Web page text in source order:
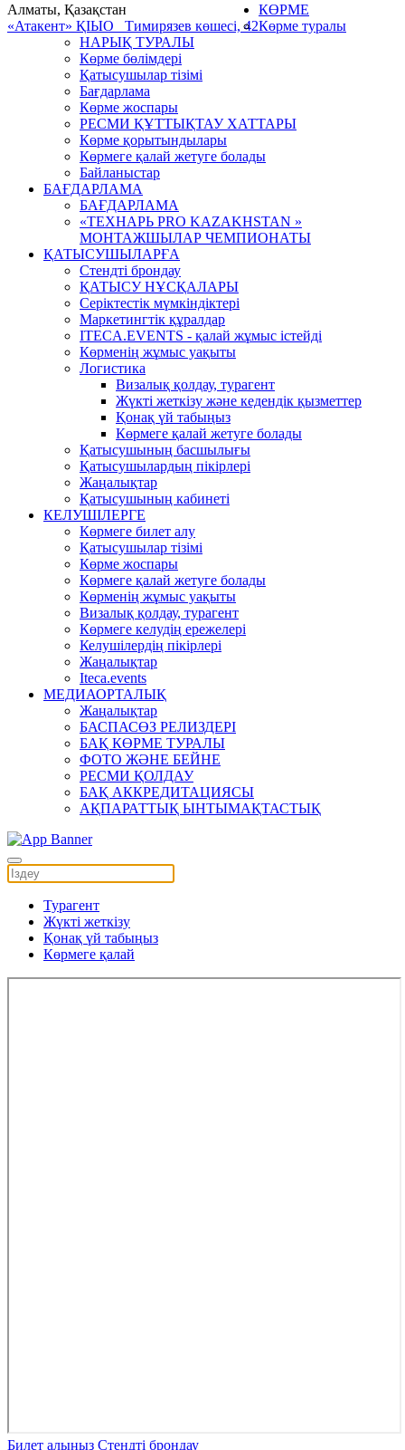
Алматы, Қазақстан
«Атакент» ҚІЫО Тимирязев көшесі, 42
КӨРМЕ
Көрме туралы
НАРЫҚ ТУРАЛЫ
Көрме бөлімдері
Қатысушылар тізімі
Бағдарлама
Көрме жоспары
РЕСМИ ҚҰТТЫҚТАУ ХАТТАРЫ
Көрме қорытындылары
Көрмеге қалай жетуге болады
Байланыстар
БАҒДАРЛАМА
БАҒДАРЛАМА
«ТЕХНАРЬ PRO KAZAKHSTAN »
МОНТАЖШЫЛАР ЧЕМПИОНАТЫ
ҚАТЫСУШЫЛАРҒА
Стендті брондау
ҚАТЫСУ НҰСҚАЛАРЫ
Серіктестік мүмкіндіктері
Маркетингтік құралдар
ITECA.EVENTS - қалай жұмыс істейді
Көрменің жұмыс уақыты
Логистика
Визалық қолдау, турагент
Жүкті жеткізу және кедендік қызметтер
Қонақ үй табыңыз
Көрмеге қалай жетуге болады
Қатысушының басшылығы
Қатысушылардың пікірлері
Жаңалықтар
Қатысушының кабинеті
КЕЛУШІЛЕРГЕ
Көрмеге билет алу
Қатысушылар тізімі
Көрме жоспары
Көрмеге қалай жетуге болады
Көрменің жұмыс уақыты
Визалық қолдау, турагент
Көрмеге келудің ережелері
Келушілердің пікірлері
Жаңалықтар
Iteca.events
МЕДИАОРТАЛЫҚ
Жаңалықтар
БАСПАСӨЗ РЕЛИЗДЕРІ
БАҚ КӨРМЕ ТУРАЛЫ
ФОТО ЖӘНЕ БЕЙНЕ
РЕСМИ ҚОЛДАУ
БАҚ АККРЕДИТАЦИЯСЫ
АҚПАРАТТЫҚ ЫНТЫМАҚТАСТЫҚ
Турагент
Жүкті жеткізу
Қонақ үй табыңыз
Көрмеге қалай
Билет алыңыз Стендті брондау